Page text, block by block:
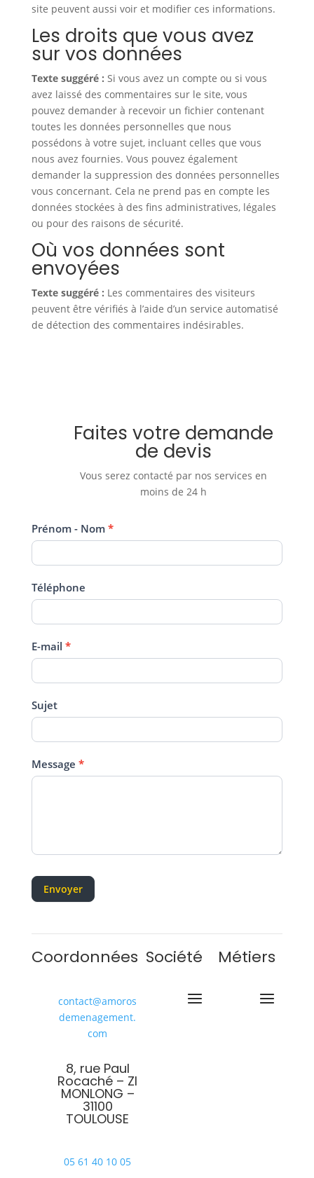
site peuvent aussi voir et modifier ces informations.
Les droits que vous avez
sur vos données
Texte suggéré : Si vous avez un compte ou si vous
avez laissé des commentaires sur le site, vous
pouvez demander à recevoir un fichier contenant
toutes les données personnelles que nous
possédons à votre sujet, incluant celles que vous
nous avez fournies. Vous pouvez également
demander la suppression des données personnelles
vous concernant. Cela ne prend pas en compte les
données stockées à des fins administratives, légales
ou pour des raisons de sécurité.
Où vos données sont
envoyées
Texte suggéré : Les commentaires des visiteurs
peuvent être vérifiés à l’aide d’un service automatisé
de détection des commentaires indésirables.
Faites votre demande
de devis
Vous serez contacté par nos services en
moins de 24 h
Nous
contacter
Prénom - Nom *
Téléphone
E-mail *
Sujet
Message *
Envoyer
Coordonnées
contact@amoros
demenagement.
com
8, rue Paul
Rocaché – ZI
MONLONG –
31100
TOULOUSE
05 61 40 10 05
Société Métiers